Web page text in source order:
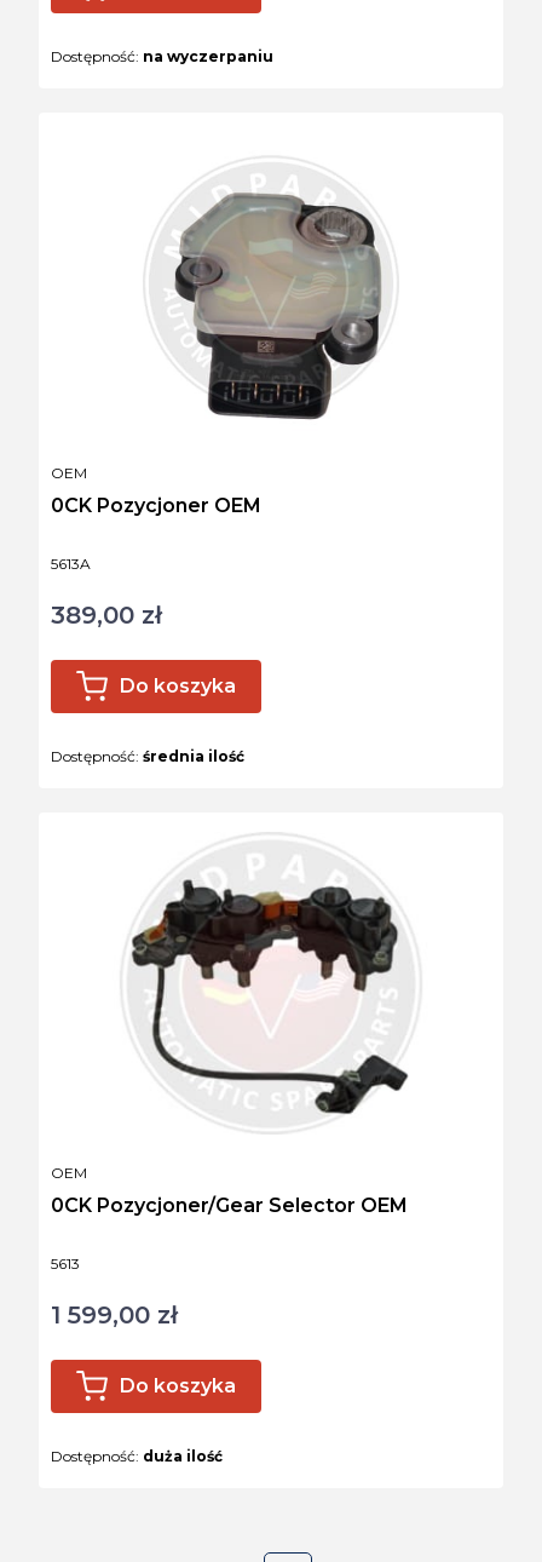
Dostępność: na wyczerpaniu
Kod produktu
5613A
0CK Pozycjoner OEM
PRODUCENT
OEM
Cena
389,00 zł
Do koszyka
Dostępność: średnia ilość
Kod produktu
5613
0CK Pozycjoner/Gear Selector OEM
PRODUCENT
OEM
Cena
1 599,00 zł
Do koszyka
Dostępność: duża ilość